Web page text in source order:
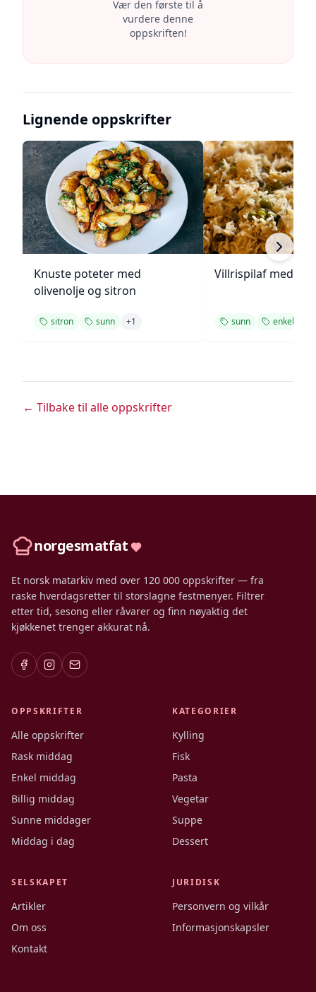
Vær den første til å
vurdere denne
oppskriften!
Lignende oppskrifter
Knuste poteter med
olivenolje og sitron
sitron sunn +1
Villrispilaf med
sunn enkel
← Tilbake til alle oppskrifter
norgesmatfat
Et norsk matarkiv med over 120 000 oppskrifter — fra
raske hverdagsretter til storslagne festmenyer. Filtrer
etter tid, sesong eller råvarer og finn nøyaktig det
kjøkkenet trenger akkurat nå.
OPPSKRIFTER
Alle oppskrifter
Rask middag
Enkel middag
Billig middag
Sunne middager
Middag i dag
KATEGORIER
Kylling
Fisk
Pasta
Vegetar
Suppe
Dessert
SELSKAPET
Artikler
Om oss
Kontakt
JURIDISK
Personvern og vilkår
Informasjonskapsler